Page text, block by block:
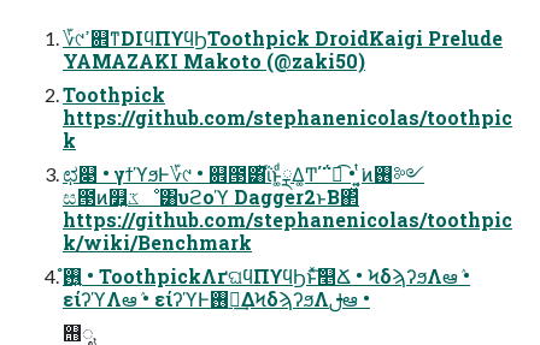
؆୯ߴ଎ͳDIϥΠϒϥϦToothpick DroidKaigi Prelude
YAMAZAKI Makoto (@zaki50)
Toothpick
https://github.com/stephanenicolas/toothpic
k
ಛ௃ • γϯϓϧͰ؆୯ • ଎౓͸ͪΐͬͱ͚ͩྼΔ͚Ͳ΄΅ಉ͡ • ͍͔ͭ͘ͷ࢖༻
ස౓ͷ௿͍ػೳ͸υϩοϓ Dagger2ͱ͘Β΂ͯ
https://github.com/stephanenicolas/toothpic
k/wiki/Benchmark
࢖͍ํ • ToothpickΛґଘϥΠϒϥϦͱͯ͠௥Ճ • ϞδϡʔϧΛఆٛ •
είʔϓΛఆٛ • είʔϓͰ࢖༻͢ΔϞδϡʔϧΛࢦఆ •
஫ೖ